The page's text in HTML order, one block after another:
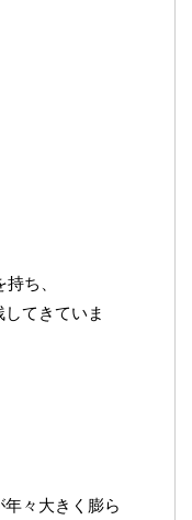
ち、
てきていま
々大きく膨ら